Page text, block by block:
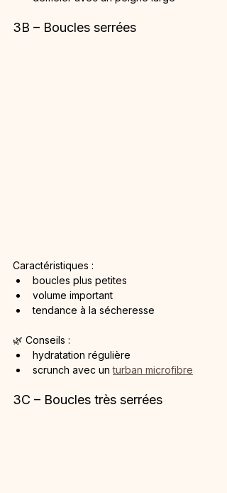
3B – Boucles serrées
Caractéristiques :
boucles plus petites
volume important
tendance à la sécheresse
🌿 Conseils :
hydratation régulière
scrunch avec un turban microfibre
3C – Boucles très serrées